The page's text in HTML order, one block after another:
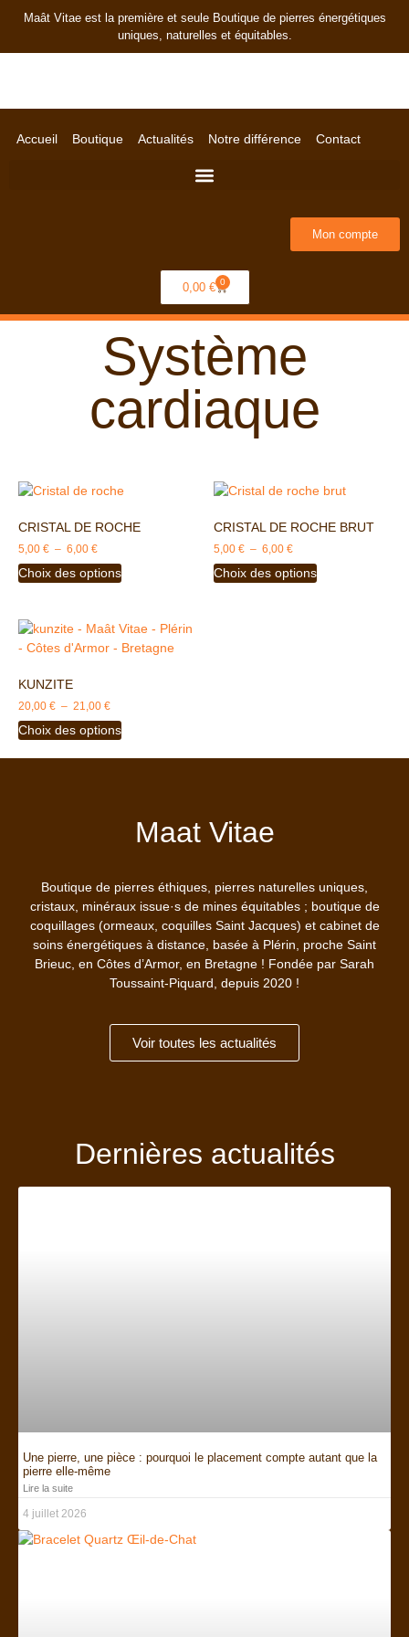
Maât Vitae est la première et seule Boutique de pierres énergétiques
uniques, naturelles et équitables.
Accueil Boutique Actualités Notre différence Contact
Mon compte
0,00 € 0
Système
cardiaque
CRISTAL DE ROCHE
5,00 € – 6,00 €
Choix des options
CRISTAL DE ROCHE BRUT
5,00 € – 6,00 €
Choix des options
KUNZITE
20,00 € – 21,00 €
Choix des options
Maat Vitae
Boutique de pierres éthiques, pierres naturelles uniques,
cristaux, minéraux issue·s de mines équitables ; boutique de
coquillages (ormeaux, coquilles Saint Jacques) et cabinet de
soins énergétiques à distance, basée à Plérin, proche Saint
Brieuc, en Côtes d’Armor, en Bretagne ! Fondée par Sarah
Toussaint-Piquard, depuis 2020 !
Voir toutes les actualités
Dernières actualités
Une pierre, une pièce : pourquoi le placement compte autant que la
pierre elle-même
Lire la suite
4 juillet 2026